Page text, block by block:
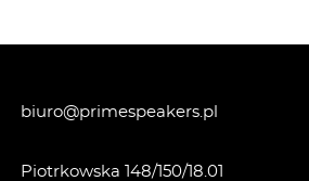
biuro@primespeakers.pl
Piotrkowska 148/150/18.01